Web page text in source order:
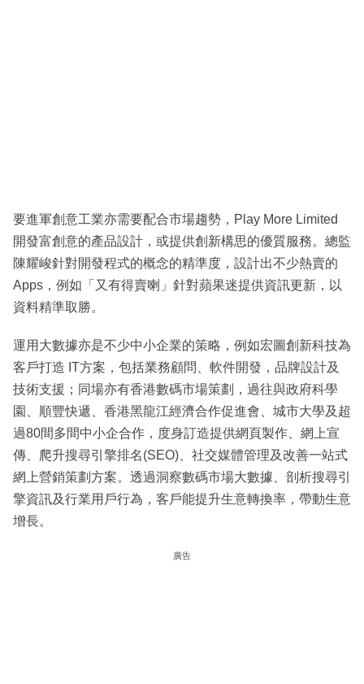
要進軍創意工業亦需要配合市場趨勢，Play More Limited
開發富創意的產品設計，或提供創新構思的優質服務。總監
陳耀峻針對開發程式的概念的精準度，設計出不少熱賣的
Apps，例如「又有得賣喇」針對蘋果迷提供資訊更新，以
資料精準取勝。
運用大數據亦是不少中小企業的策略，例如宏圖創新科技為
客戶打造 IT方案，包括業務顧問、軟件開發，品牌設計及
技術支援；同場亦有香港數碼市場策劃，過往與政府科學
園、順豐快遞、香港黑龍江經濟合作促進會、城市大學及超
過80間多間中小企合作，度身訂造提供網頁製作、網上宣
傳、爬升搜尋引擎排名(SEO)、社交媒體管理及改善一站式
網上營銷策劃方案。透過洞察數碼市場大數據、剖析搜尋引
擎資訊及行業用戶行為，客戶能提升生意轉換率，帶動生意
增長。
廣告